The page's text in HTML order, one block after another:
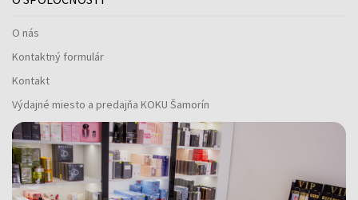
O nás
Kontaktný formulár
Kontakt
Výdajné miesto a predajňa KOKU Šamorín